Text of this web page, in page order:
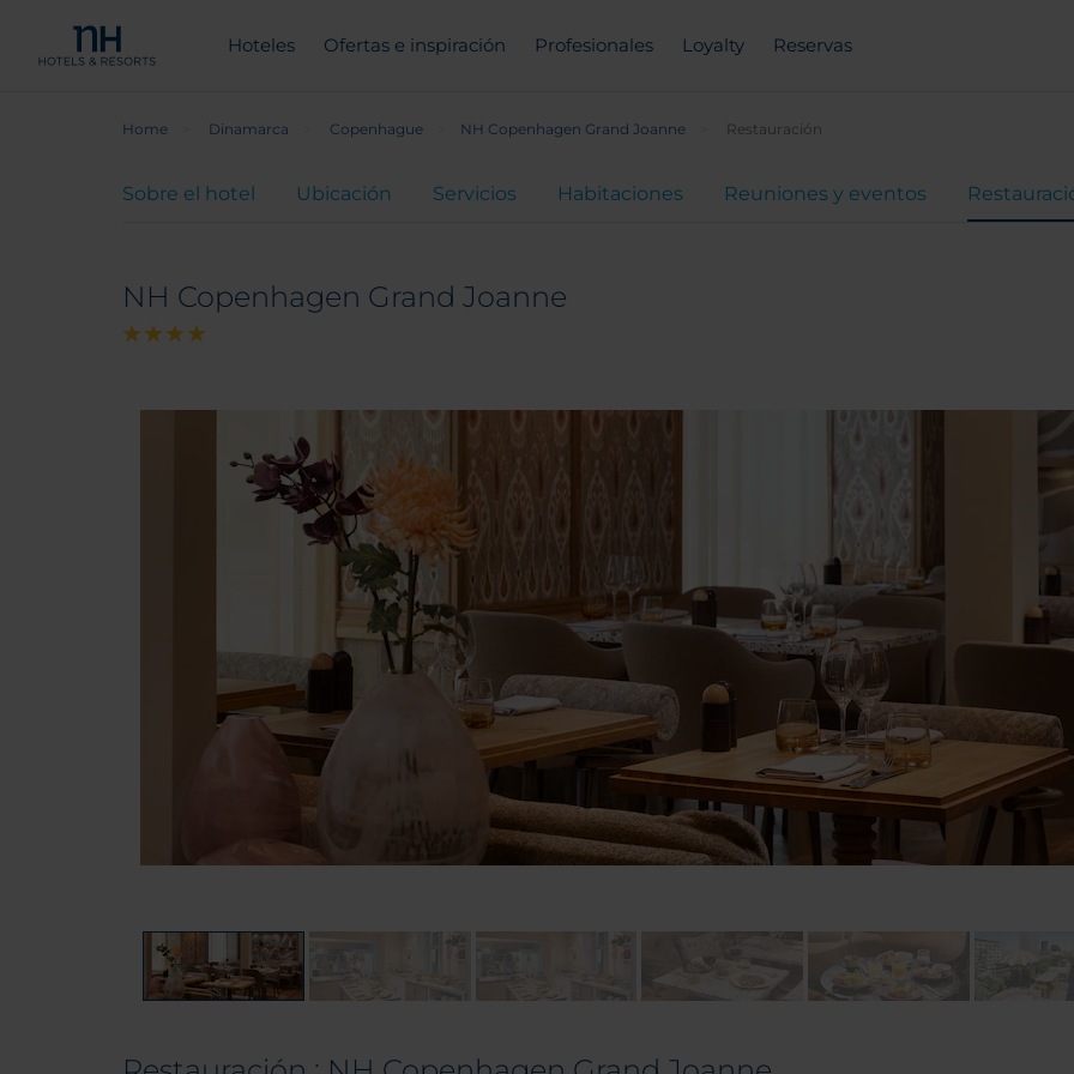
Hoteles Ofertas e inspiración Profesionales Loyalty Reservas
Home Dinamarca Copenhague NH Copenhagen Grand Joanne Restauración
Sobre el hotel Ubicación Servicios Habitaciones Reuniones y eventos
NH Copenhagen Grand Joanne